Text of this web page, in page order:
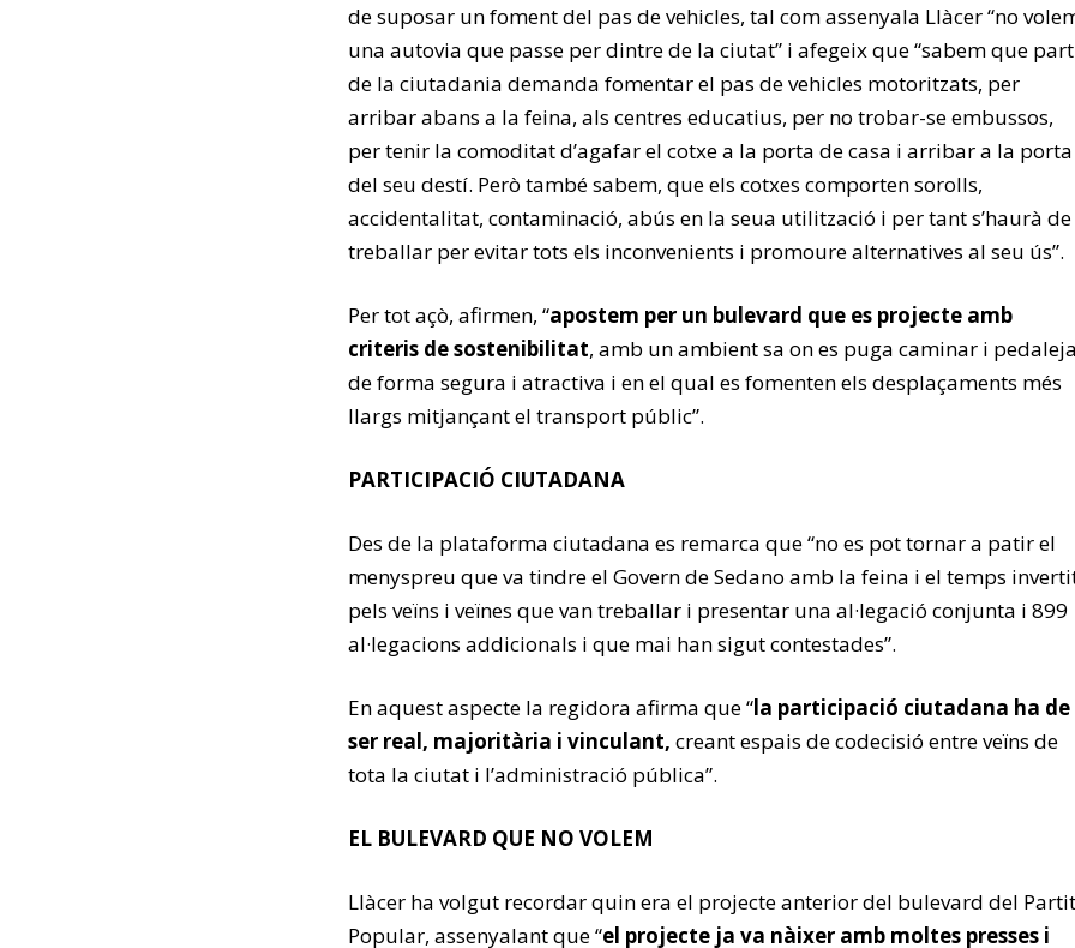
de suposar un foment del pas de vehicles, tal com assenyala Llàcer “no
una autovia que passe per dintre de la ciutat” i afegeix que “sabem que part
de la ciutadania demanda fomentar el pas de vehicles motoritzats, per
arribar abans a la feina, als centres educatius, per no trobar-se embussos,
per tenir la comoditat d’agafar el cotxe a la porta de casa i arribar a la porta
del seu destí. Però també sabem, que els cotxes comporten sorolls,
accidentalitat, contaminació, abús en la seua utilització i per tant s’haurà de
treballar per evitar tots els inconvenients i promoure alternatives al seu ús”.
Per tot açò, afirmen, “apostem per un bulevard que es projecte amb
criteris de sostenibilitat, amb un ambient sa on es puga caminar i
de forma segura i atractiva i en el qual es fomenten els desplaçaments més
llargs mitjançant el transport públic”.
PARTICIPACIÓ CIUTADANA
Des de la plataforma ciutadana es remarca que “no es pot tornar a patir el
menyspreu que va tindre el Govern de Sedano amb la feina i el temps
pels veïns i veïnes que van treballar i presentar una al·legació conjunta i 899
al·legacions addicionals i que mai han sigut contestades”.
En aquest aspecte la regidora afirma que “la participació ciutadana ha de
ser real, majoritària i vinculant, creant espais de codecisió entre veïns de
tota la ciutat i l’administració pública”.
EL BULEVARD QUE NO VOLEM
Llàcer ha volgut recordar quin era el projecte anterior del bulevard del Partit
Popular, assenyalant que “el projecte ja va nàixer amb moltes presses i